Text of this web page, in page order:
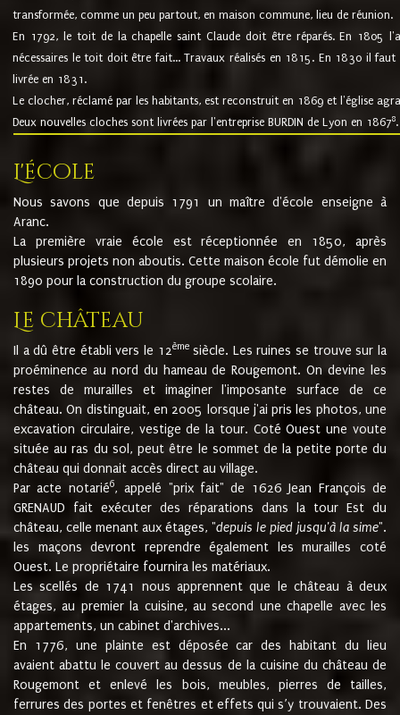
transformée, comme un peu partout, en maison commune, lieu de réunion.
En 1792, le toit de la chapelle saint Claude doit être réparés. En 1805
nécessaires le toit doit être fait... Travaux réalisés en 1815. En 1830 il
livrée en 1831.
Le clocher, réclamé par les habitants, est reconstruit en 1869 et l'église
Deux nouvelles cloches sont livrées par l'entreprise BURDIN de Lyon en 18678.
L'école
Nous savons que depuis 1791 un maître d'école enseigne à
Aranc.
La première vraie école est réceptionnée en 1850, après
plusieurs projets non aboutis. Cette maison école fut démolie en
1890 pour la construction du groupe scolaire.
Le château
Il a dû être établi vers le 12èmesiècle. Les ruines se trouve sur la
proéminence au nord du hameau de Rougemont. On devine les
restes de murailles et imaginer l'imposante surface de ce
château. On distinguait, en 2005 lorsque j'ai pris les photos, une
excavation circulaire, vestige de la tour. Coté Ouest une voute
située au ras du sol, peut être le sommet de la petite porte du
château qui donnait accès direct au village.
Par acte notarié6, appelé "prix fait" de 1626 Jean François de
GRENAUD fait exécuter des réparations dans la tour Est du
château, celle menant aux étages, "depuis le pied jusqu'à la sime".
les maçons devront reprendre également les murailles coté
Ouest. Le propriétaire fournira les matériaux.
Les scellés de 1741 nous apprennent que le château à deux
étages, au premier la cuisine, au second une chapelle avec les
appartements, un cabinet d'archives...
En 1776, une plainte est déposée car des habitant du lieu
avaient abattu le couvert au dessus de la cuisine du château de
Rougemont et enlevé les bois, meubles, pierres de tailles,
ferrures des portes et fenêtres et effets qui s’y trouvaient. Des